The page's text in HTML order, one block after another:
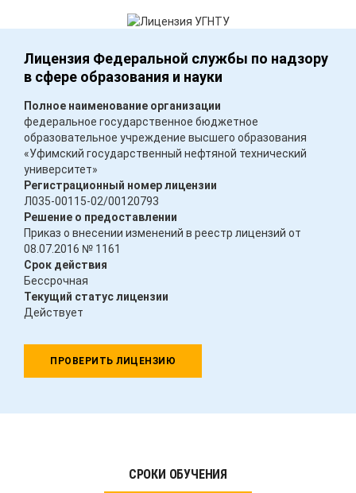
Лицензия Федеральной службы по надзору
в сфере образования и науки
Полное наименование организации
федеральное государственное бюджетное
образовательное учреждение высшего образования
«Уфимский государственный нефтяной технический
университет»
Регистрационный номер лицензии
Л035-00115-02/00120793
Решение о предоставлении
Приказ о внесении изменений в реестр лицензий от
08.07.2016 № 1161
Срок действия
Бессрочная
Текущий статус лицензии
Действует
ПРОВЕРИТЬ ЛИЦЕНЗИЮ
СРОКИ ОБУЧЕНИЯ